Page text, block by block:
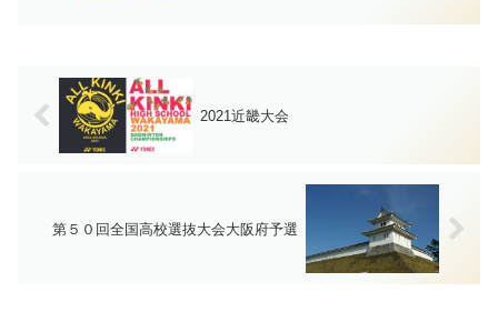
連絡はこちらから入力してください 学
2021近畿大会
第５０回全国高校選抜大会大阪府予選